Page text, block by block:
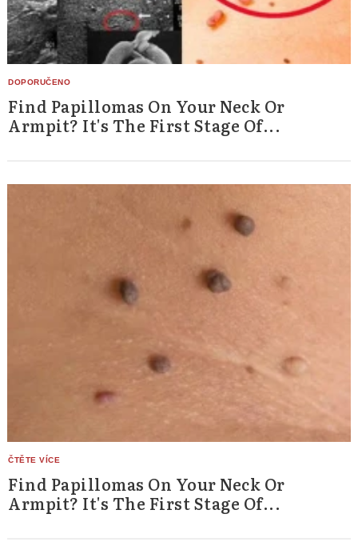
Find Papillomas On Your Neck Or
Armpit? It's The First Stage Of...
Find Papillomas On Your Neck Or
Armpit? It's The First Stage Of...